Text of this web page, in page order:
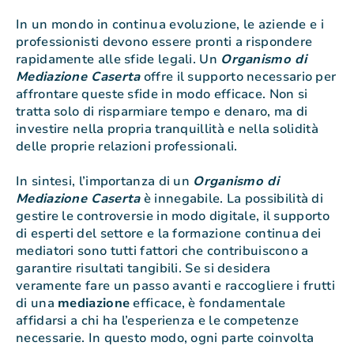
In un mondo in continua evoluzione, le aziende e i
professionisti devono essere pronti a rispondere
rapidamente alle sfide legali. Un Organismo di
Mediazione Casertaoffre il supporto necessario per
affrontare queste sfide in modo efficace. Non si
tratta solo di risparmiare tempo e denaro, ma di
investire nella propria tranquillità e nella solidità
delle proprie relazioni professionali.
In sintesi, l’importanza di un Organismo di
Mediazione Casertaè innegabile. La possibilità di
gestire le controversie in modo digitale, il supporto
di esperti del settore e la formazione continua dei
mediatori sono tutti fattori che contribuiscono a
garantire risultati tangibili. Se si desidera
veramente fare un passo avanti e raccogliere i frutti
di una mediazioneefficace, è fondamentale
affidarsi a chi ha l’esperienza e le competenze
necessarie. In questo modo, ogni parte coinvolta